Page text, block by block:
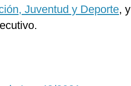
Juventud y Deporte, y